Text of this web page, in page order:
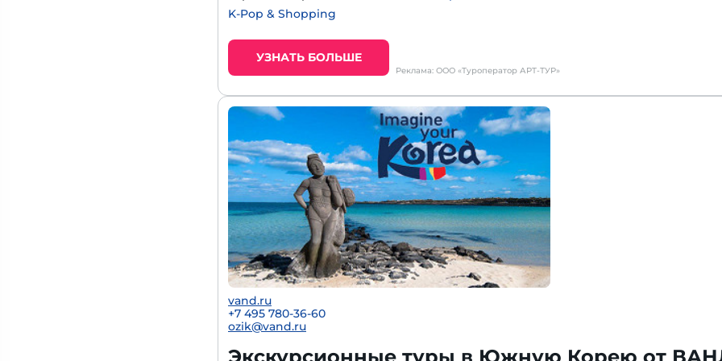
K-Pop & Shopping
УЗНАТЬ БОЛЬШЕ
Реклама: ООО «Туроператор АРТ-ТУР»
vand.ru
+7 495 780-36-60
ozik@vand.ru